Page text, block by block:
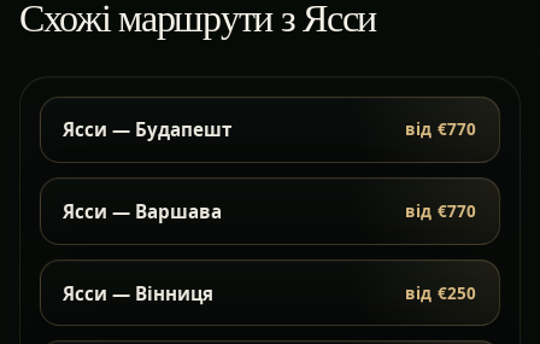
Схожі маршрути з Ясси
Ясси — Будапешт від €770
Ясси — Варшава від €770
Ясси — Вінниця від €250